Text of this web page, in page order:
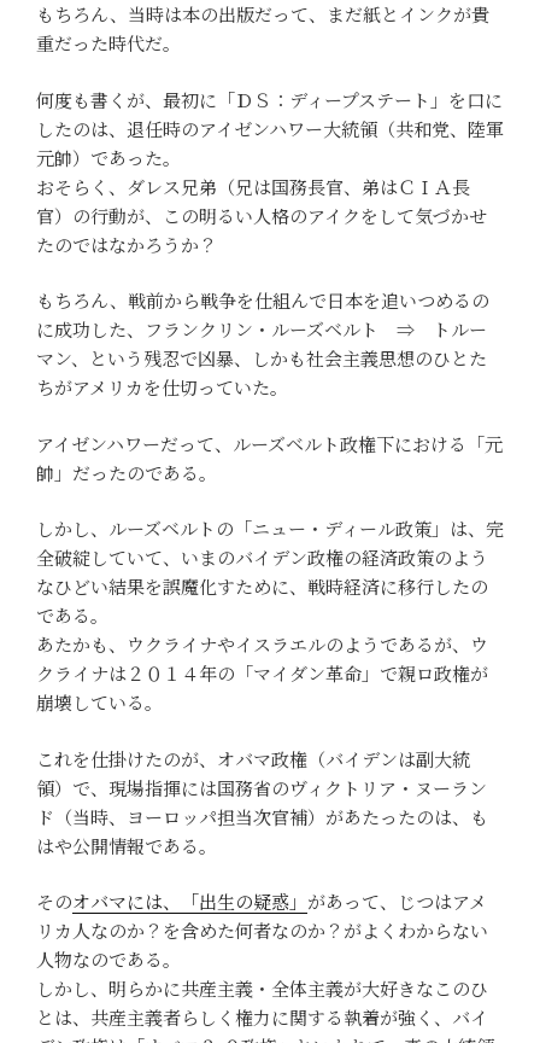
もちろん、当時は本の出版だって、まだ紙とインクが貴
重だった時代だ。
何度も書くが、最初に「ＤＳ：ディープステート」を口に
したのは、退任時のアイゼンハワー大統領（共和党、陸軍
元帥）であった。
おそらく、ダレス兄弟（兄は国務長官、弟はＣＩＡ長
官）の行動が、この明るい人格のアイクをして気づかせ
たのではなかろうか？
もちろん、戦前から戦争を仕組んで日本を追いつめるの
に成功した、フランクリン・ルーズベルト ⇒ トルー
マン、という残忍で凶暴、しかも社会主義思想のひとた
ちがアメリカを仕切っていた。
アイゼンハワーだって、ルーズベルト政権下における「元
帥」だったのである。
しかし、ルーズベルトの「ニュー・ディール政策」は、完
全破綻していて、いまのバイデン政権の経済政策のよう
なひどい結果を誤魔化すために、戦時経済に移行したの
である。
あたかも、ウクライナやイスラエルのようであるが、ウ
クライナは２０１４年の「マイダン革命」で親ロ政権が
崩壊している。
これを仕掛けたのが、オバマ政権（バイデンは副大統
領）で、現場指揮には国務省のヴィクトリア・ヌーラン
ド（当時、ヨーロッパ担当次官補）があたったのは、も
はや公開情報である。
そのオバマには、「出生の疑惑」 があって、じつはアメ
リカ人なのか？を含めた何者なのか？がよくわからない
人物なのである。
しかし、明らかに共産主義・全体主義が大好きなこのひ
とは、共産主義者らしく権力に関する執着が強く、バイ